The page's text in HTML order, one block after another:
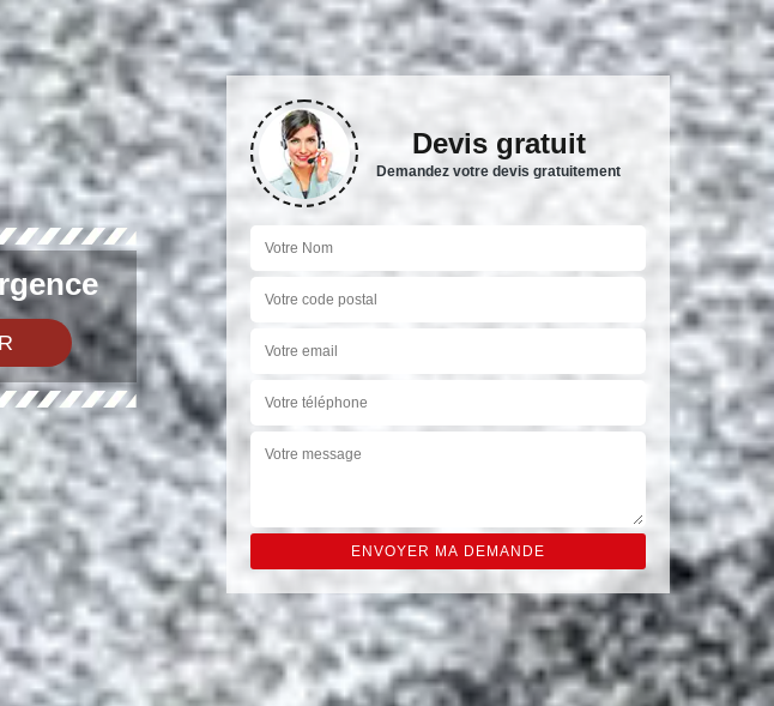
Devis gratuit
Demandez votre devis gratuitement